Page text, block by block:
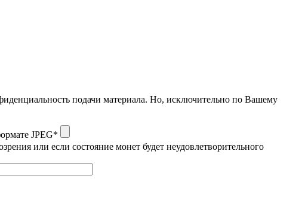
подачи материала. Но, исключительно по Вашему
JPEG*
или если состояние монет будет неудовлетворительного